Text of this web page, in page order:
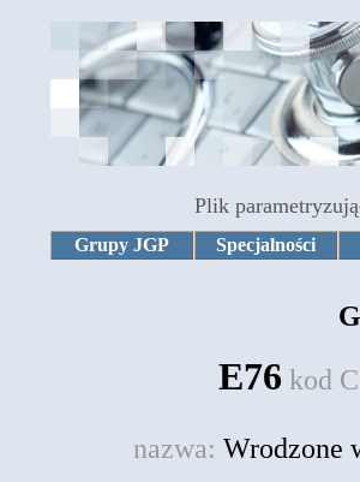
Plik
Grupy JGP Specjalności
E76 kod
nazwa: Wrodzone